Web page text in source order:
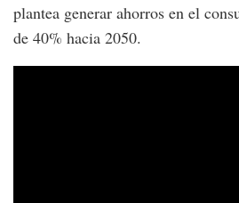
plantea generar ahorros en el
de 40% hacia 2050.